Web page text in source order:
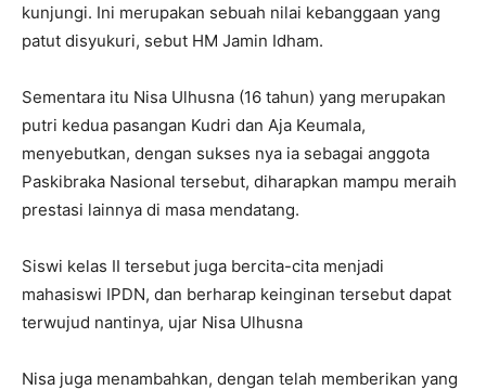
kunjungi. Ini merupakan sebuah nilai kebanggaan yang
patut disyukuri, sebut HM Jamin Idham.
Sementara itu Nisa Ulhusna (16 tahun) yang merupakan
putri kedua pasangan Kudri dan Aja Keumala,
menyebutkan, dengan sukses nya ia sebagai anggota
Paskibraka Nasional tersebut, diharapkan mampu meraih
prestasi lainnya di masa mendatang.
Siswi kelas II tersebut juga bercita-cita menjadi
mahasiswi IPDN, dan berharap keinginan tersebut dapat
terwujud nantinya, ujar Nisa Ulhusna
Nisa juga menambahkan, dengan telah memberikan yang